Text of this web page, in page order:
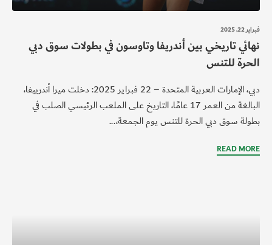
فبراير 22, 2025
نهائي تاريخي بين أندريفا وتاوسون في بطولات سوق دبي
الحرة للتنس
دبي، الإمارات العربية المتحدة – 22 فبراير 2025: دخلت ميرا أندرييفا،
البالغة من العمر 17 عامًا، التاريخ على الملعب الرئيسي الصلب في
بطولة سوق دبي الحرة للتنس يوم الجمعة،...
READ MORE